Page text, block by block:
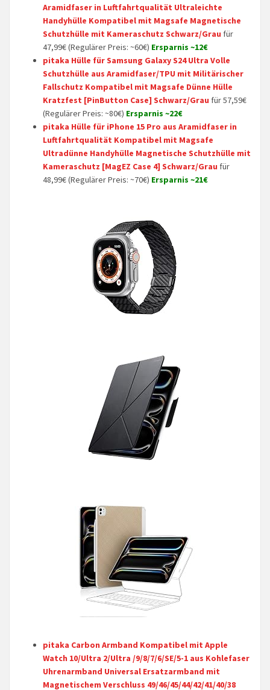
Aramidfaser in Luftfahrtqualität Ultraleichte
Handyhülle Kompatibel mit Magsafe Magnetische
Schutzhülle mit Kameraschutz Schwarz/Grau für
47,99€ (Regulärer Preis: ~60€) Ersparnis ~12€
pitaka Hülle für Samsung Galaxy S24 Ultra Volle
Schutzhülle aus Aramidfaser/TPU mit Militärischer
Fallschutz Kompatibel mit Magsafe Dünne Hülle
Kratzfest [PinButton Case] Schwarz/Grau für 57,59€
(Regulärer Preis: ~80€) Ersparnis ~22€
pitaka Hülle für iPhone 15 Pro aus Aramidfaser in
Luftfahrtqualität Kompatibel mit Magsafe
Ultradünne Handyhülle Magnetische Schutzhülle mit
Kameraschutz [MagEZ Case 4] Schwarz/Grau für
48,99€ (Regulärer Preis: ~70€) Ersparnis ~21€
pitaka Carbon Armband Kompatibel mit Apple
Watch 10/Ultra 2/Ultra /9/8/7/6/SE/5-1 aus Kohlefaser
Uhrenarmband Universal Ersatzarmband mit
Magnetischem Verschluss 49/46/45/44/42/41/40/38